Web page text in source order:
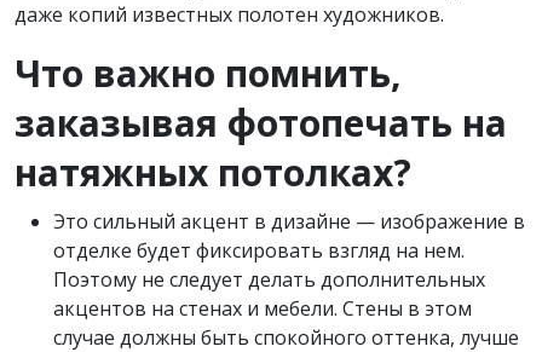
даже копий известных полотен художников.
Что важно помнить,
заказывая фотопечать на
натяжных потолках?
Это сильный акцент в дизайне — изображение в
отделке будет фиксировать взгляд на нем.
Поэтому не следует делать дополнительных
акцентов на стенах и мебели. Стены в этом
случае должны быть спокойного оттенка, лучше